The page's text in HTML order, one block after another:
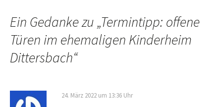
Ein Gedanke zu „Termintipp: offene
Türen im ehemaligen Kinderheim
Dittersbach“
24. März 2022 um 13:36 Uhr